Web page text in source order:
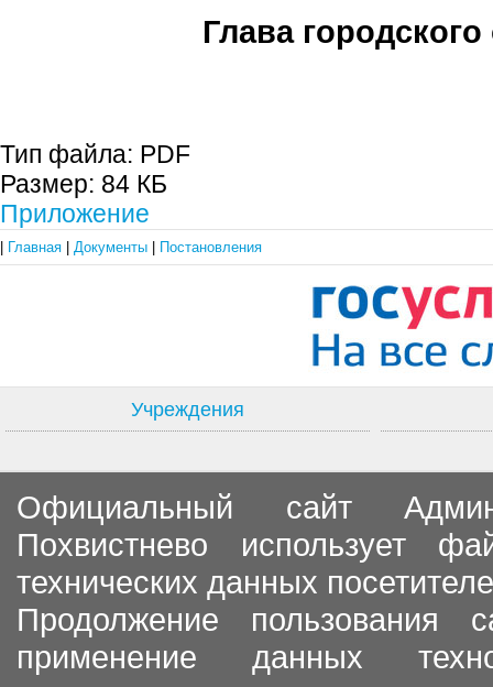
Глава городского
Тип файла: PDF
Размер: 84 КБ
Приложение
Главная Документы Постановления
Учреждения
Официальный сайт
Похвистнево использует
технических данных
Продолжение пользования
применение данных